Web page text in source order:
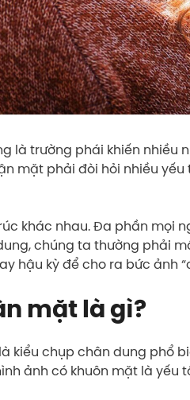
là trường phái khiến nhiều
mặt phải đòi hỏi nhiều yếu
khác nhau. Đa phần mọi
chúng ta thường phải
hậu kỳ để cho ra bức ảnh
mặt là gì?
kiểu chụp chân dung phổ
ảnh có khuôn mặt là yếu